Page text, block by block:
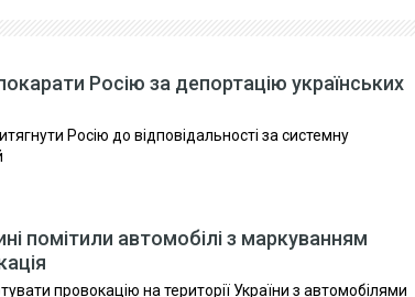
Росію за депортацію українських
Росію до відповідальності за системну
помітили автомобілі з маркуванням
провокацію на території України з автомобілями